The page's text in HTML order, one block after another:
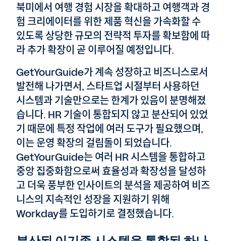
북미에서 여행 경험 시장을 확대하고 여행객과 경
험 크리에이터를 위한 제품 혁신을 가속화할 수
있도록 상당한 규모의 전략적 투자를 확보함에 따
라 추가 확장이 곧 이루어질 예정입니다.
GetYourGuide가 계속 성장하고 비즈니스로서
발전해 나가면서, 스타트업 시절부터 사용하던
시스템과 기술만으로는 한계가 있음이 분명해졌
습니다. HR 기술이 통합되지 않고 분산되어 있었
기 때문에 특정 작업에 여러 도구가 필요했으며,
이는 운영 확장의 걸림돌이 되었습니다.
GetYourGuide는 여러 HR 시스템을 통합하고
중앙 집중화함으로써 효율성과 확장성을 달성하
고 더욱 풍부한 인사이트의 분석을 제공하여 비즈
니스의 지속적인 성장을 지원하기 위해
Workday를 도입하기로 결정했습니다.